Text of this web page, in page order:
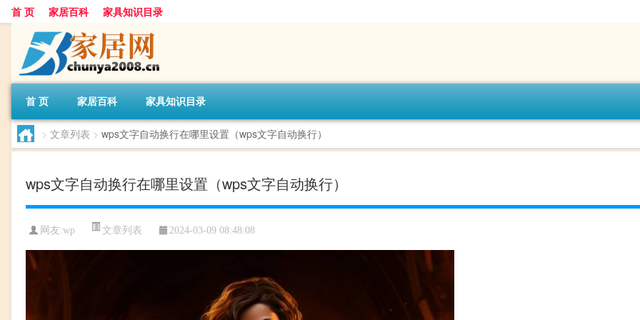
首 页 家居百科 家具知识目录
首 页 家居百科 家具知识目录
> 文章列表 > wps文字自动换行在哪里设置（wps文字自动换行）
wps文字自动换行在哪里设置（wps文字自动换行）
网友:wp 文章列表 2024-03-09 08:48:08